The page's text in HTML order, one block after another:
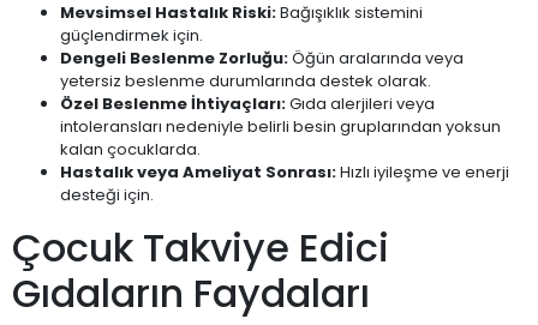
Mevsimsel Hastalık Riski:Bağışıklık sistemini
güçlendirmek için.
Dengeli Beslenme Zorluğu:Öğün aralarında veya
yetersiz beslenme durumlarında destek olarak.
Özel Beslenme İhtiyaçları:Gıda alerjileri veya
intoleransları nedeniyle belirli besin gruplarından yoksun
kalan çocuklarda.
Hastalık veya Ameliyat Sonrası:Hızlı iyileşme ve enerji
desteği için.
Çocuk Takviye Edici
Gıdaların Faydaları